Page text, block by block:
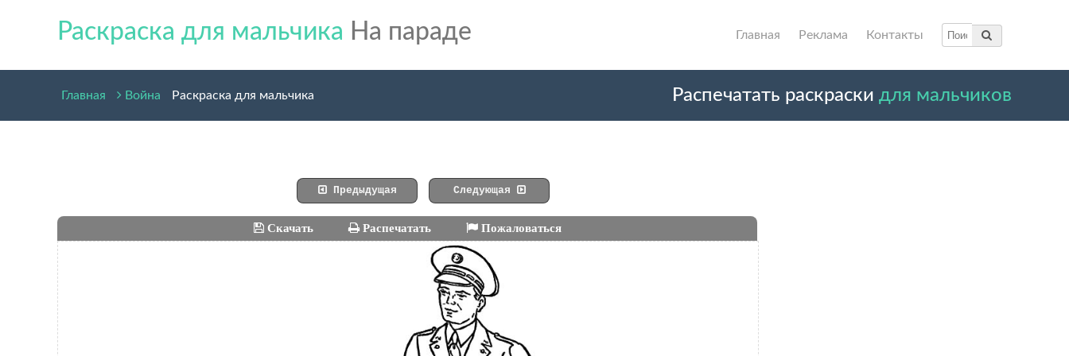
Раскраска для мальчика На параде Главная Реклама Контакты
Распечатать раскраски для мальчиков
Главная Война Раскраска для мальчика
Предыдущая Следующая
Скачать Распечатать Пожаловаться